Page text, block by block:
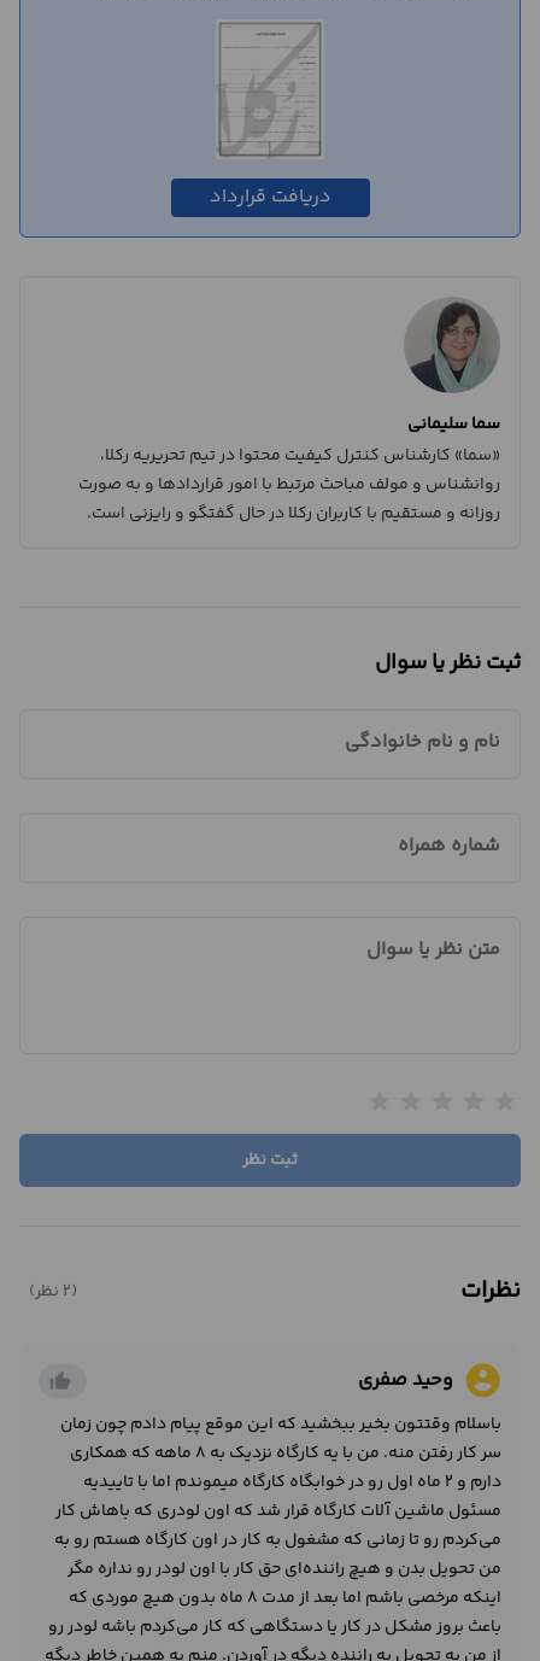
دریافت قرارداد
سما سلیمانی
«سما» کارشناس کنترل کیفیت محتوا در تیم تحریریه رکلا،
روانشناس و مولف مباحث مرتبط با امور قراردادها و به صورت
روزانه و مستقیم با کاربران رکلا در حال گفتگو و رایزنی است.
ثبت نظر یا سوال
نام و نام خانوادگی
شماره همراه
متن نظر یا سوال
ثبت نظر
نظرات (2 نظر)
account_circle وحید صفری thumb_up_alt
باسلام وقتتون بخیر ببخشید که این موقع پیام دادم چون زمان
سر کار رفتن منه. من با یه کارگاه نزدیک به 8 ماهه که همکاری
دارم و 2 ماه اول رو در خوابگاه کارگاه میموندم اما با تاییدیه
مسئول ماشین آلات کارگاه قرار شد که اون لودری که باهاش کار
می‌کردم رو تا زمانی که مشغول به کار در اون کارگاه هستم رو به
من تحویل بدن و هیچ راننده‌ای حق کار با اون لودر رو نداره مگر
اینکه مرخصی باشم اما بعد از مدت 8 ماه بدون هیچ موردی که
باعث بروز مشکل در کار یا دستگاهی که کار می‌کردم باشه لودر رو